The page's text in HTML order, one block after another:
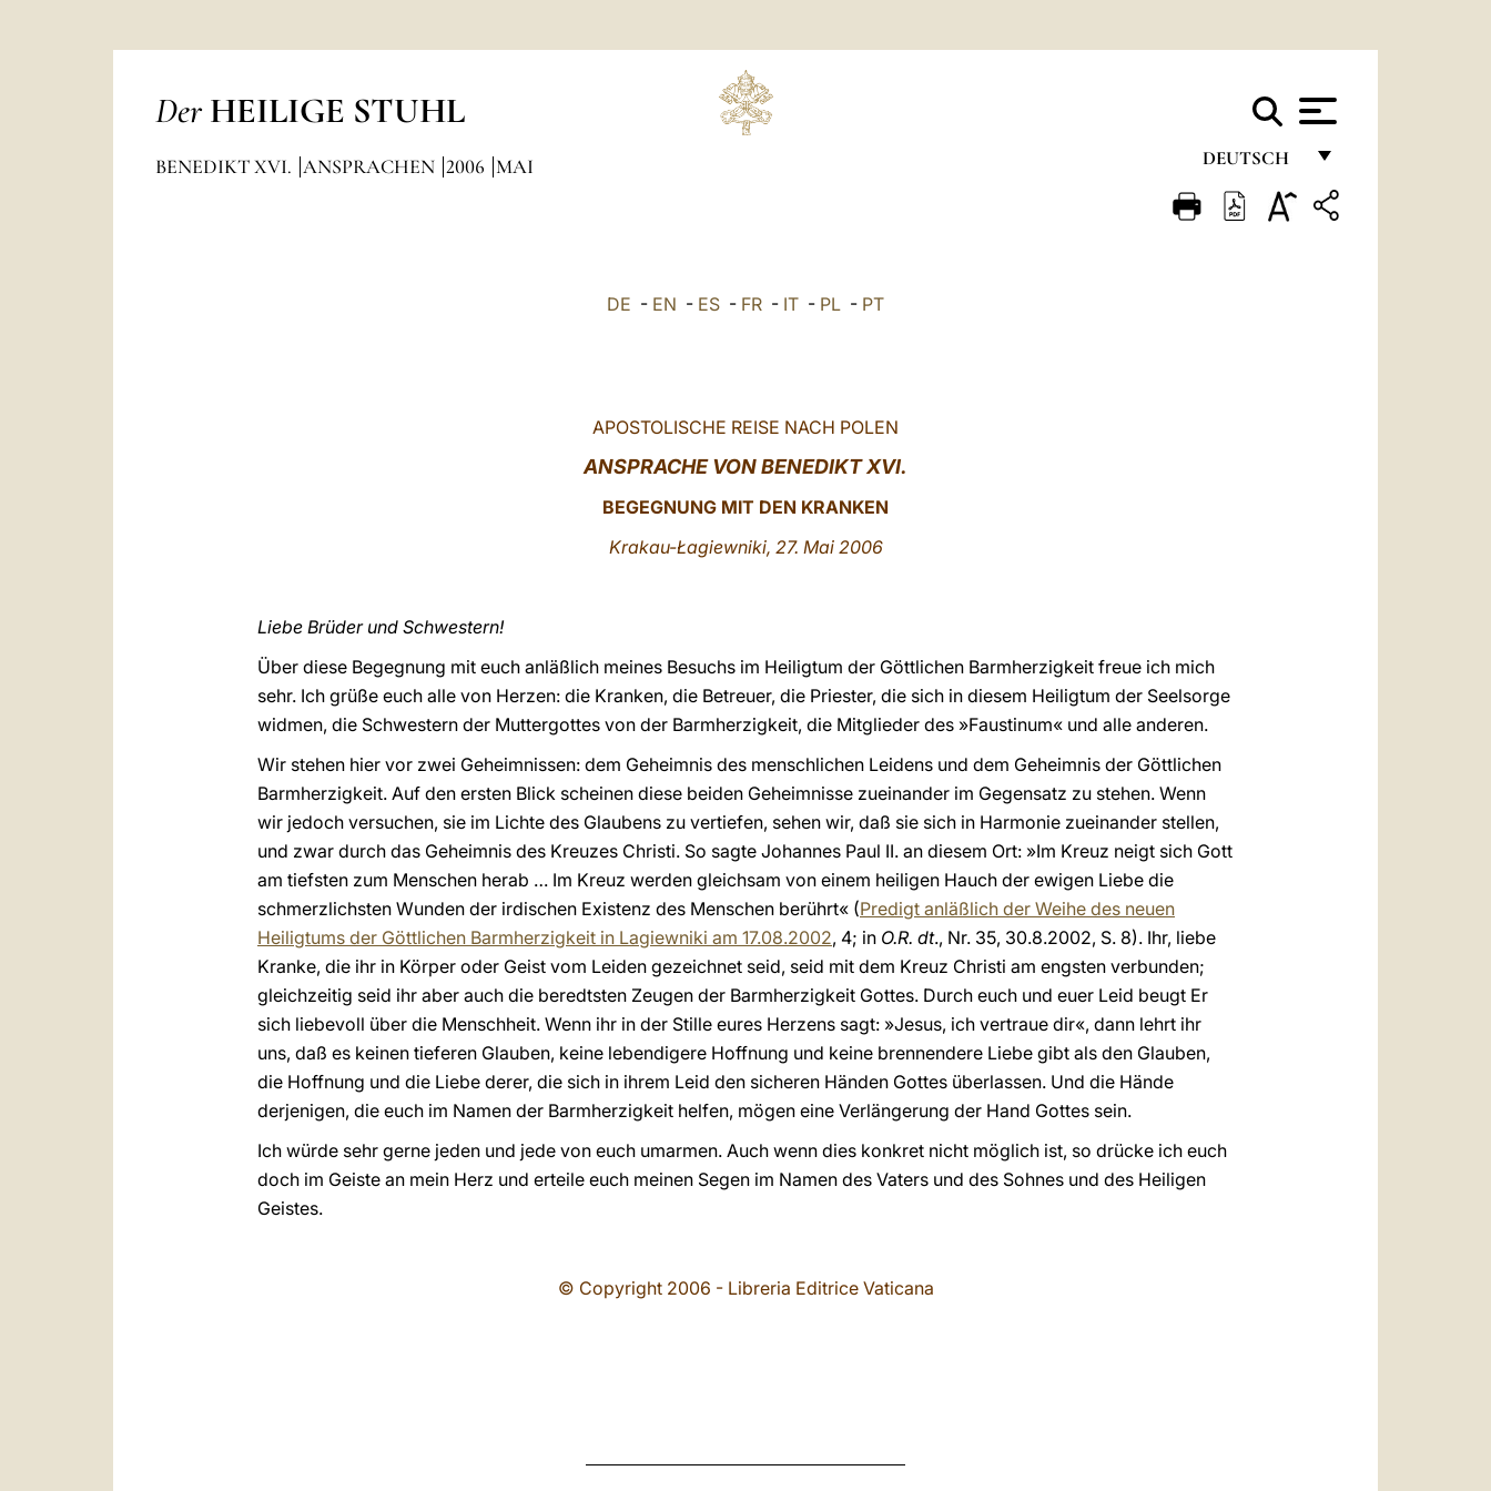
Der HEILIGE STUHL
DEUTSCH
FRANÇAIS
BENEDIKT XVI. ANSPRACHEN 2006 MAI
DE - EN - ES - FR - IT - PL - PT
APOSTOLISCHE REISE NACH POLEN
ANSPRACHE VON BENEDIKT XVI.
BEGEGNUNG MIT DEN KRANKEN
Krakau-Łagiewniki, 27. Mai 2006
Liebe Brüder und Schwestern!
Über diese Begegnung mit euch anläßlich meines Besuchs im Heiligtum der Göttlichen Barmherzigkeit freue ich mich
sehr. Ich grüße euch alle von Herzen: die Kranken, die Betreuer, die Priester, die sich in diesem Heiligtum der Seelsorge
widmen, die Schwestern der Muttergottes von der Barmherzigkeit, die Mitglieder des »Faustinum« und alle anderen.
Wir stehen hier vor zwei Geheimnissen: dem Geheimnis des menschlichen Leidens und dem Geheimnis der Göttlichen
Barmherzigkeit. Auf den ersten Blick scheinen diese beiden Geheimnisse zueinander im Gegensatz zu stehen. Wenn
wir jedoch versuchen, sie im Lichte des Glaubens zu vertiefen, sehen wir, daß sie sich in Harmonie zueinander stellen,
und zwar durch das Geheimnis des Kreuzes Christi. So sagte Johannes Paul II. an diesem Ort: »Im Kreuz neigt sich Gott
am tiefsten zum Menschen herab … Im Kreuz werden gleichsam von einem heiligen Hauch der ewigen Liebe die
schmerzlichsten Wunden der irdischen Existenz des Menschen berührt« (Predigt anläßlich der Weihe des neuen
Heiligtums der Göttlichen Barmherzigkeit in Lagiewniki am 17.08.2002, 4; in O.R. dt., Nr. 35, 30.8.2002, S. 8). Ihr, liebe
Kranke, die ihr in Körper oder Geist vom Leiden gezeichnet seid, seid mit dem Kreuz Christi am engsten verbunden;
gleichzeitig seid ihr aber auch die beredtsten Zeugen der Barmherzigkeit Gottes. Durch euch und euer Leid beugt Er
sich liebevoll über die Menschheit. Wenn ihr in der Stille eures Herzens sagt: »Jesus, ich vertraue dir«, dann lehrt ihr
uns, daß es keinen tieferen Glauben, keine lebendigere Hoffnung und keine brennendere Liebe gibt als den Glauben,
die Hoffnung und die Liebe derer, die sich in ihrem Leid den sicheren Händen Gottes überlassen. Und die Hände
derjenigen, die euch im Namen der Barmherzigkeit helfen, mögen eine Verlängerung der Hand Gottes sein.
Ich würde sehr gerne jeden und jede von euch umarmen. Auch wenn dies konkret nicht möglich ist, so drücke ich euch
doch im Geiste an mein Herz und erteile euch meinen Segen im Namen des Vaters und des Sohnes und des Heiligen
Geistes.
© Copyright 2006 - Libreria Editrice Vaticana